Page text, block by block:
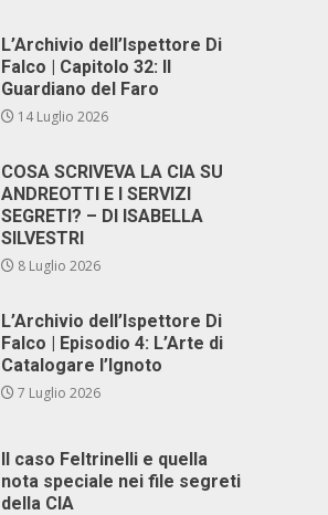
L’Archivio dell’Ispettore Di
Falco | Capitolo 32: Il
Guardiano del Faro
14 Luglio 2026
COSA SCRIVEVA LA CIA SU
ANDREOTTI E I SERVIZI
SEGRETI? – DI ISABELLA
SILVESTRI
8 Luglio 2026
L’Archivio dell’Ispettore Di
Falco | Episodio 4: L’Arte di
Catalogare l’Ignoto
7 Luglio 2026
Il caso Feltrinelli e quella
nota speciale nei file segreti
della CIA